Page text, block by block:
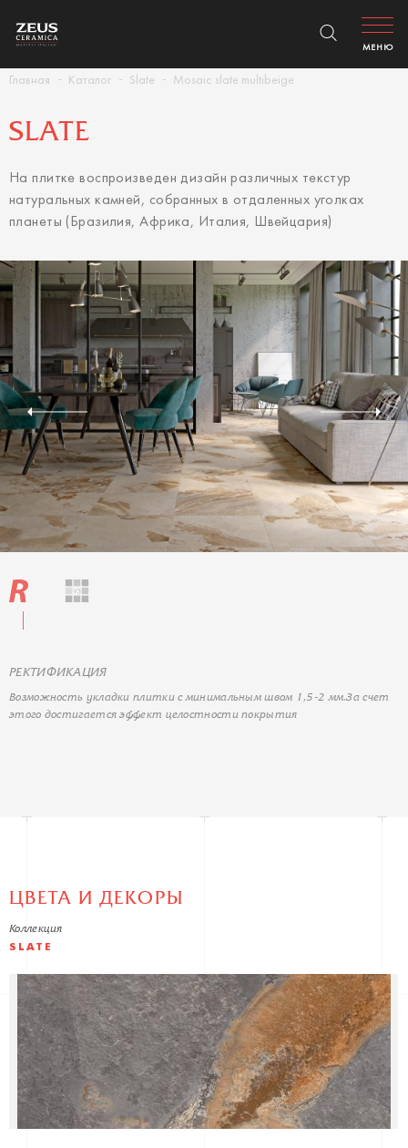
Главная Каталог Slate Mosaic slate multibeige
МЕНЮ
SLATE
На плитке воспроизведен дизайн различных текстур
натуральных камней, собранных в отдаленных уголках
планеты (Бразилия, Африка, Италия, Швейцария)
РЕКТИФИКАЦИЯ
Возможность укладки плитки с минимальным швом 1,5-2 мм.За счет
этого достигается эффект целостности покрытия
ЦВЕТА И ДЕКОРЫ
Коллекция
SLATE